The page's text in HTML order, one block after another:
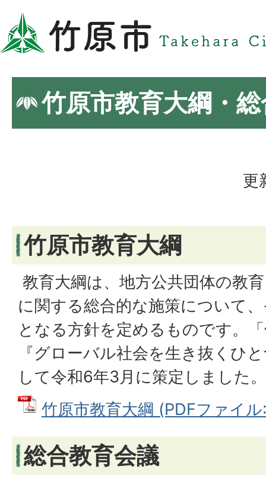
竹原市教育大綱・
更
竹原市教育大綱
教育大綱は、地方公共団体の教
に関する総合的な施策について
となる方針を定めるものです。
『グローバル社会を生き抜くひ
して令和6年3月に策定しました。
竹原市教育大綱 (PDFファイ
総合教育会議